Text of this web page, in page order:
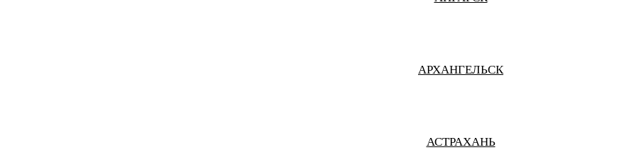
АРХАНГЕЛЬСК
АСТРАХАНЬ